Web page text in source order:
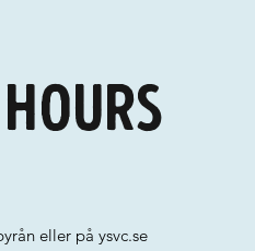
hours
eller på ysvc.se